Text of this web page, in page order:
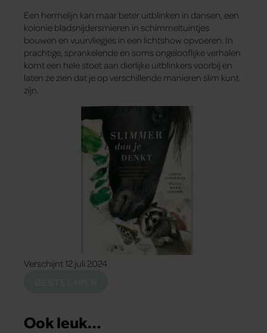
Een hermelijn kan maar beter uitblinken in dansen, een
kolonie bladsnijdersmieren in schimmeltuintjes
bouwen en vuurvliegjes in een lichtshow opvoeren. In
prachtige, sprankelende en soms ongelooflijke verhalen
komt een hele stoet aan dierlijke uitblinkers voorbij en
laten ze zien dat je op verschillende manieren slim kunt
zijn.
Verschijnt 12 juli 2024
Ook leuk…